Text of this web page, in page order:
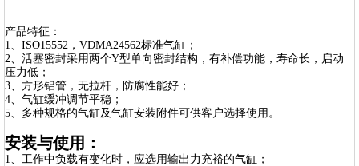
产品特征：
1、ISO15552，VDMA24562标准气缸；
2、活塞密封采用两个Y型单向密封结构，有补偿功能，寿命长，启动
压力低；
3、方形铝管，无拉杆，防腐性能好；
4、气缸缓冲调节平稳；
5、多种规格的气缸及气缸安装附件可供客户选择使用。
安装与使用：
1、工作中负载有变化时，应选用输出力充裕的气缸；